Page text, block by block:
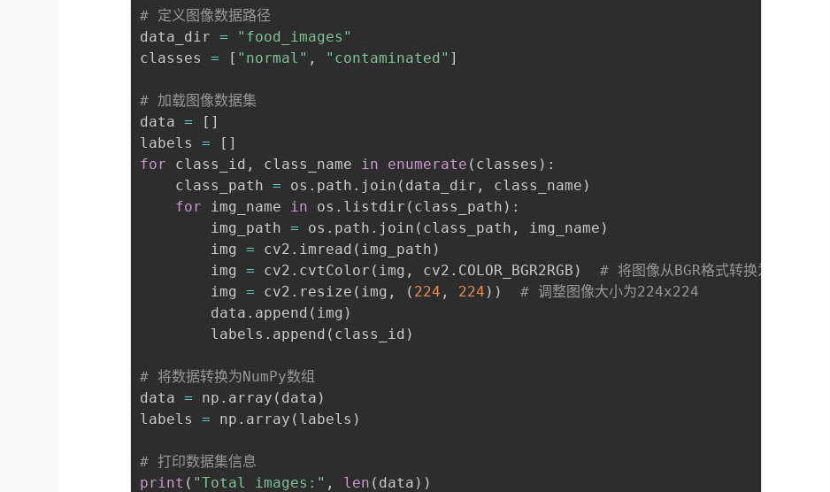
# 定义图像数据路径
data_dir =
"food_images"
classes = [ "normal" , "contaminated" ]
# 加载图像数据集
data = [ ]
labels = [ ]
for class_id , class_name in enumerate ( classes ) :
    class_path
= os . path . join ( data_dir , class_name )
for img_name in os . listdir ( class_path ) :
        img_path
= os . path . join ( class_path , img_name )
        img
= cv2 . imread ( img_path )
        img
= cv2 . cvtColor ( img , cv2 . COLOR_BGR2RGB )
# 将图像从BGR格式转换为RGB格式
        img
= cv2 . resize ( img , ( 224 , 224 ) )
# 调整图像大小为224x224
        data
. append ( img )
        labels
. append ( class_id )
# 将数据转换为NumPy数组
data = np . array ( data )
labels = np . array ( labels )
# 打印数据集信息
print ( "Total images:" , len ( data ) )